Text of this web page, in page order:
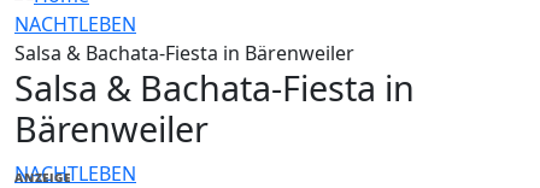
NACHTLEBEN
Salsa & Bachata-Fiesta in Bärenweiler
Salsa & Bachata-Fiesta in
Bärenweiler
NACHTLEBEN
ANZEIGE